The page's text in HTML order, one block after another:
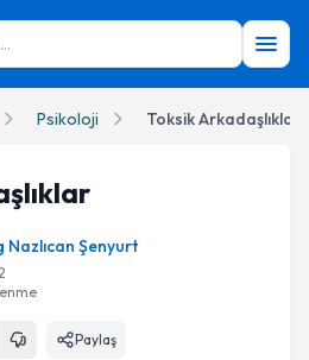
Psikoloji Toksik Arkadaşlıklar
Nazlıcan Şenyurt
Paylaş